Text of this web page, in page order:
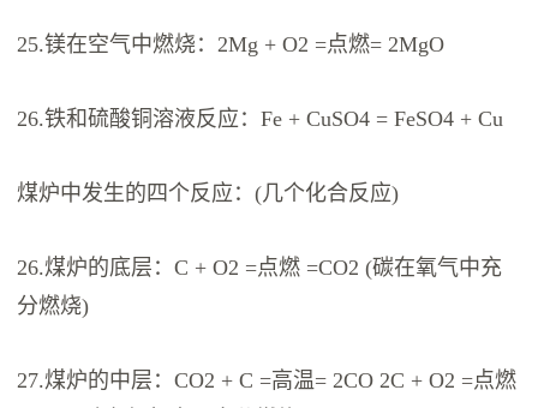
25.镁在空气中燃烧：2Mg + O2 =点燃= 2MgO
26.铁和硫酸铜溶液反应：Fe + CuSO4 = FeSO4 + Cu
煤炉中发生的四个反应：(几个化合反应)
26.煤炉的底层：C + O2 =点燃 =CO2 (碳在氧气中充
分燃烧)
27.煤炉的中层：CO2 + C =高温= 2CO 2C + O2 =点燃